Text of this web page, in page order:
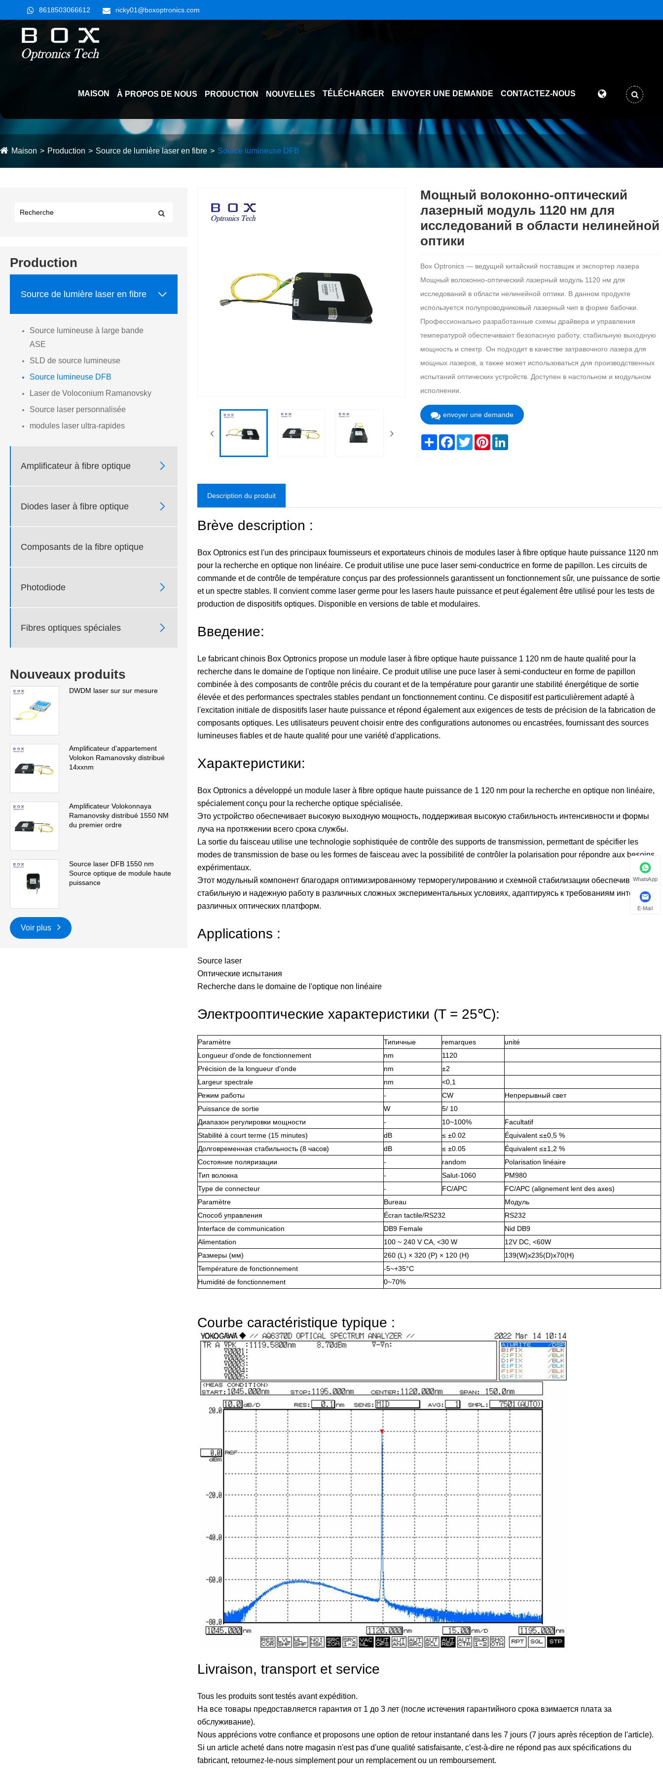
8618503066612 ricky01@boxoptronics.com
MAISON À PROPOS DE NOUS PRODUCTION NOUVELLES TÉLÉCHARGER ENVOYER UNE DEMANDE CONTACTEZ-NOUS
Maison Production Source de lumière laser en fibre Source lumineuse DFB
Production
Source de lumière laser en fibre 
Source lumineuse à large bande
ASE
SLD de source lumineuse
Source lumineuse DFB
Laser de Voloconium Ramanovsky
Source laser personnalisée
modules laser ultra-rapides
Amplificateur à fibre optique 
Diodes laser à fibre optique 
Composants de la fibre optique
Photodiode 
Fibres optiques spéciales 
Nouveaux produits
DWDM laser sur sur mesure
Amplificateur d'appartement
Volokon Ramanovsky distribué
14xxnm
Amplificateur Volokonnaya
Ramanovsky distribué 1550 NM
du premier ordre
Source laser DFB 1550 nm
Source optique de module haute
puissance
Voir plus
Мощный волоконно-оптический
лазерный модуль 1120 нм для
исследований в области нелинейной
оптики
Box Optronics — ведущий китайский поставщик и экспортер лазера
Мощный волоконно-оптический лазерный модуль 1120 нм для
исследований в области нелинейной оптики. В данном продукте
используется полупроводниковый лазерный чип в форме бабочки.
Профессионально разработанные схемы драйвера и управления
температурой обеспечивают безопасную работу, стабильную выходную
мощность и спектр. Он подходит в качестве затравочного лазера для
мощных лазеров, а также может использоваться для производственных
испытаний оптических устройств. Доступен в настольном и модульном
исполнении.
envoyer une demande
ShareFacebook
TwitterPinterestLinkedIn
Description du produit
Brève description :
Box Optronics est l'un des principaux fournisseurs et exportateurs chinois de modules laser à fibre optique haute puissance 1120 nm
pour la recherche en optique non linéaire. Ce produit utilise une puce laser semi-conductrice en forme de papillon. Les circuits de
commande et de contrôle de température conçus par des professionnels garantissent un fonctionnement sûr, une puissance de sortie
et un spectre stables. Il convient comme laser germe pour les lasers haute puissance et peut également être utilisé pour les tests de
production de dispositifs optiques. Disponible en versions de table et modulaires.
Введение:
Le fabricant chinois Box Optronics propose un module laser à fibre optique haute puissance 1 120 nm de haute qualité pour la
recherche dans le domaine de l'optique non linéaire. Ce produit utilise une puce laser à semi-conducteur en forme de papillon
combinée à des composants de contrôle précis du courant et de la température pour garantir une stabilité énergétique de sortie
élevée et des performances spectrales stables pendant un fonctionnement continu. Ce dispositif est particulièrement adapté à
l'excitation initiale de dispositifs laser haute puissance et répond également aux exigences de tests de précision de la fabrication de
composants optiques. Les utilisateurs peuvent choisir entre des configurations autonomes ou encastrées, fournissant des sources
lumineuses fiables et de haute qualité pour une variété d'applications.
Характеристики:
Box Optronics a développé un module laser à fibre optique haute puissance de 1 120 nm pour la recherche en optique non linéaire,
spécialement conçu pour la recherche optique spécialisée.
Это устройство обеспечивает высокую выходную мощность, поддерживая высокую стабильность интенсивности и формы
луча на протяжении всего срока службы.
La sortie du faisceau utilise une technologie sophistiquée de contrôle des supports de transmission, permettant de spécifier les
modes de transmission de base ou les formes de faisceau avec la possibilité de contrôler la polarisation pour répondre aux besoins
expérimentaux.
Этот модульный компонент благодаря оптимизированному терморегулированию и схемной стабилизации обеспечивает
стабильную и надежную работу в различных сложных экспериментальных условиях, адаптируясь к требованиям интеграции
различных оптических платформ.
Applications :
Source laser
Оптические испытания
Recherche dans le domaine de l'optique non linéaire
Электрооптические характеристики (T = 25℃):
Paramètre Типичные remarques
unité
Longueur d'onde de fonctionnement
nm
1120
Précision de la longueur d'onde
nm
±2
Largeur spectrale
nm
<0,1
Режим работы
- CW
Непрерывный свет
Puissance de sortie
W
5/ 10
Диапазон регулировки мощности
- 10~100%
Facultatif
Stabilité à court terme (15 minutes)
dB ≤ ±0.02
Équivalent ≤±0,5 %
Долговременная стабильность (8 часов)
dB ≤ ±0.05
Équivalent ≤±1,2 %
Состояние поляризации
- random
Polarisation linéaire
Тип волокна
- Salut-1060
PM980
Type de connecteur
- FC/APC
FC/APC (alignement lent des axes)
Paramètre
Bureau
Модуль
Способ управления
Écran tactile/RS232
RS232
Interface de communication
DB9 Female
Nid DB9
Alimentation
100 ~ 240 V CA, <30 W
12V DC, <60W
Размеры (мм)
260 (L) × 320 (P) × 120 (H)
139(W)x235(D)x70(H)
Température de fonctionnement
-5~+35°C
Humidité de fonctionnement
0~70%
Courbe caractéristique typique :
Livraison, transport et service
Tous les produits sont testés avant expédition.
На все товары предоставляется гарантия от 1 до 3 лет (после истечения гарантийного срока взимается плата за
обслуживание).
Nous apprécions votre confiance et proposons une option de retour instantané dans les 7 jours (7 jours après réception de l'article).
Si un article acheté dans notre magasin n'est pas d'une qualité satisfaisante, c'est-à-dire ne répond pas aux spécifications du
fabricant, retournez-le-nous simplement pour un remplacement ou un remboursement.
WhatsApp
E-Mail